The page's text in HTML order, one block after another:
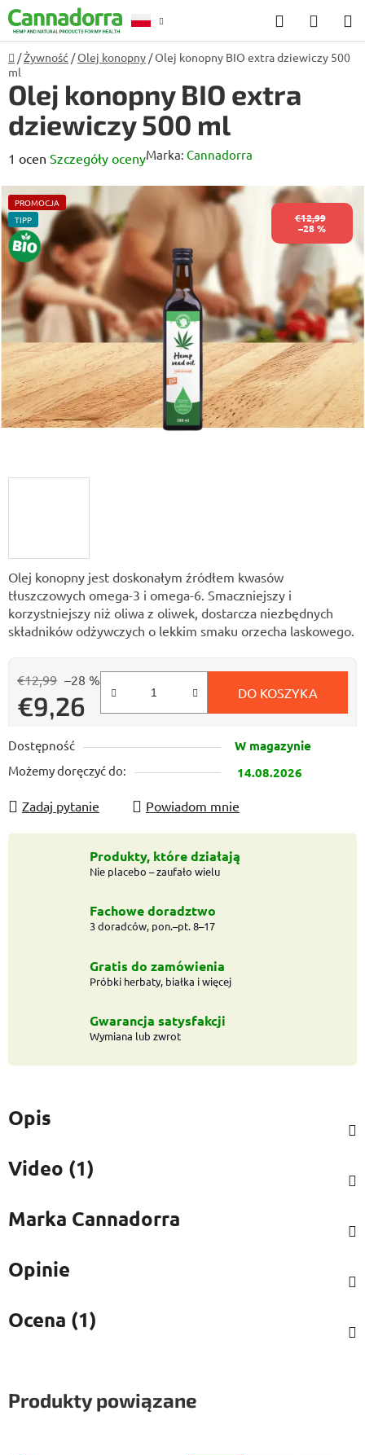
Przejść
do
treści
Szukaj
Poradnia
Olej konopny jest doskonałym źródłem kwasów
tłuszczowych omega-3 i omega-6. Smaczniejszy i
korzystniejszy niż oliwa z oliwek, dostarcza niezbędnych
składników odżywczych o lekkim smaku orzecha laskowego.
€12,99 –28 %
€9,26 DO KOSZYKA
Dostępność W magazynie
Możemy doręczyć do: 14.08.2026
Zadaj pytanie Powiadom mnie
Home
/Żywność /Olej konopny /Olej konopny BIO extra dziewiczy 500
ml
Olej konopny BIO extra
dziewiczy 500 ml
Średnia
produktu
wynosi
5,0
na
5
gwiazdek.
1 ocen Szczegóły ocenyMarka: Cannadorra
PROMOCJA
TIPP
BIO
€12,99
–28 %
Produkty, które działają
Nie placebo – zaufało wielu
Fachowe doradztwo
3 doradców, pon.–pt. 8–17
Gratis do zamówienia
Próbki herbaty, białka i więcej
Gwarancja satysfakcji
Wymiana lub zwrot
Opis
Video (1)
Marka Cannadorra
Opinie
Ocena (1)
Produkty powiązane